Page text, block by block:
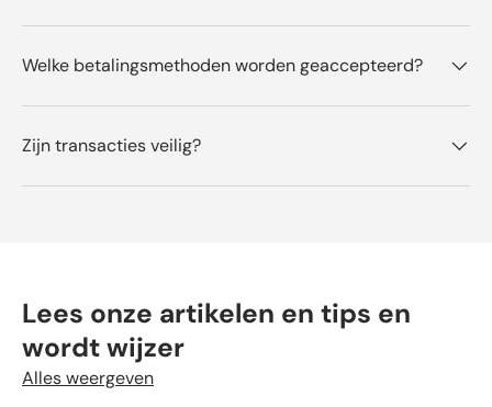
Welke betalingsmethoden worden geaccepteerd?
Zijn transacties veilig?
Lees onze artikelen en tips en
wordt wijzer
Alles weergeven